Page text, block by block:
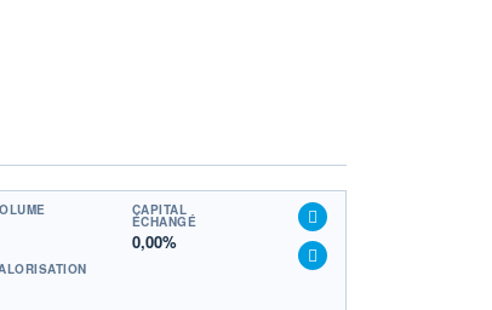
CAPITAL
ÉCHANGÉ
0,00%